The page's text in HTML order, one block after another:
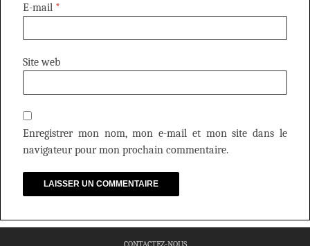
E-mail *
Site web
Enregistrer mon nom, mon e-mail et mon site dans le
navigateur pour mon prochain commentaire.
CONTACTEZ-NOUS